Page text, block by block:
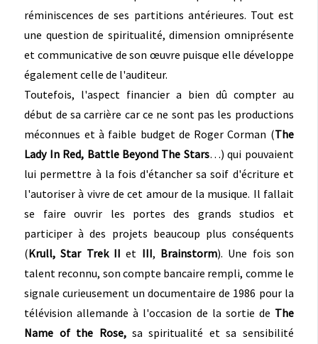
réminiscences de ses partitions antérieures. Tout est
une question de spiritualité, dimension omniprésente
et communicative de son œuvre puisque elle développe
également celle de l'auditeur.
Toutefois, l'aspect financier a bien dû compter au
début de sa carrière car ce ne sont pas les productions
méconnues et à faible budget de Roger Corman (The
Lady In Red, Battle Beyond The Stars…) qui pouvaient
lui permettre à la fois d'étancher sa soif d'écriture et
l'autoriser à vivre de cet amour de la musique. Il fallait
se faire ouvrir les portes des grands studios et
participer à des projets beaucoup plus conséquents
(Krull, Star Trek IIet III, Brainstorm). Une fois son
talent reconnu, son compte bancaire rempli, comme le
signale curieusement un documentaire de 1986 pour la
télévision allemande à l'occasion de la sortie de The
Name of the Rose,sa spiritualité et sa sensibilité